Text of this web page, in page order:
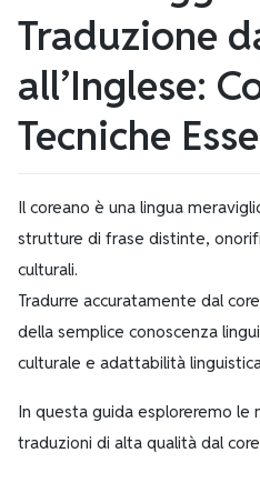
Traduzione
all’Inglese:
Tecniche
Il coreano è una lingua
strutture di frase distinte,
culturali.
Tradurre accuratamente dal
della semplice conoscenza
culturale e adattabilità
In questa guida esploreremo le
traduzioni di alta qualità dal